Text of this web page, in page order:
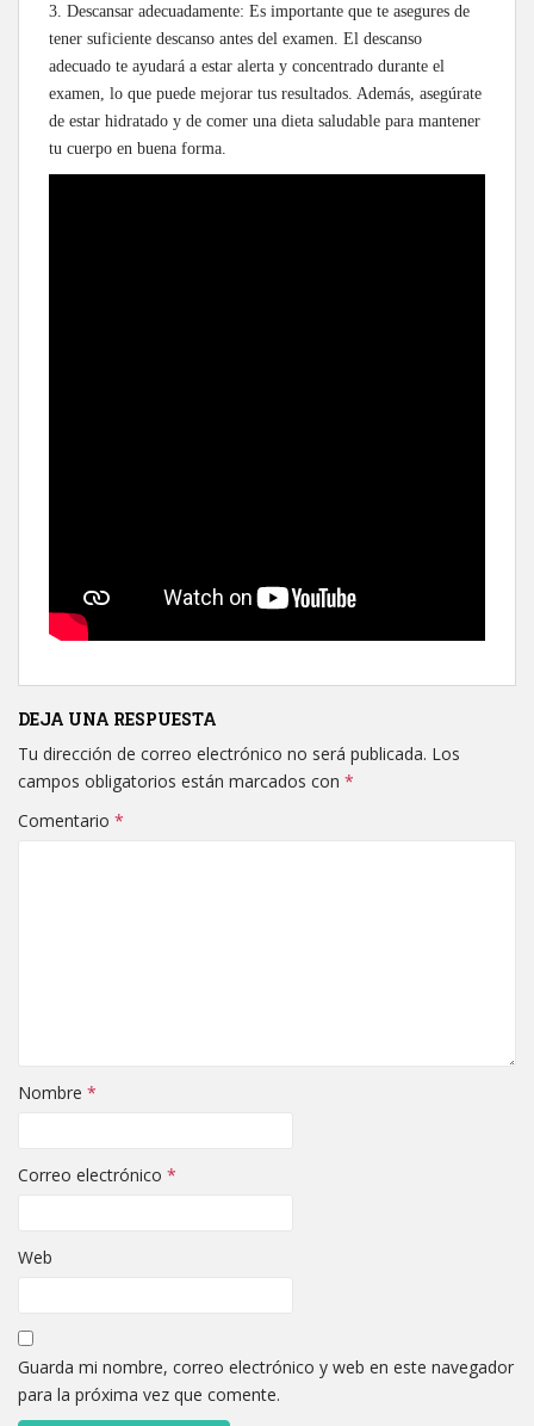
3. Descansar adecuadamente: Es importante que te asegures de
tener suficiente descanso antes del examen. El descanso
adecuado te ayudará a estar alerta y concentrado durante el
examen, lo que puede mejorar tus resultados. Además, asegúrate
de estar hidratado y de comer una dieta saludable para mantener
tu cuerpo en buena forma.
DEJA UNA RESPUESTA
Tu dirección de correo electrónico no será publicada. Los
campos obligatorios están marcados con *
Comentario *
Nombre *
Correo electrónico *
Web
Guarda mi nombre, correo electrónico y web en este navegador
para la próxima vez que comente.